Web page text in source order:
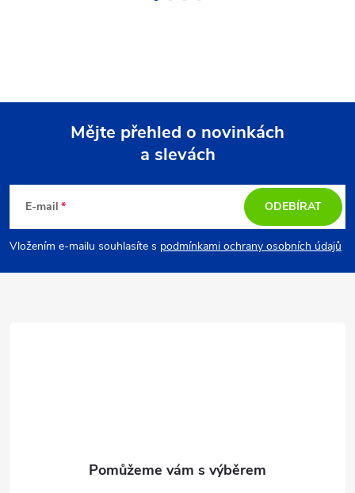
p
Mějte přehled o novinkách
a slevách
E-mail
Vložením e-mailu souhlasíte s podmínkami ochrany osobních údajů
ODEBÍRAT